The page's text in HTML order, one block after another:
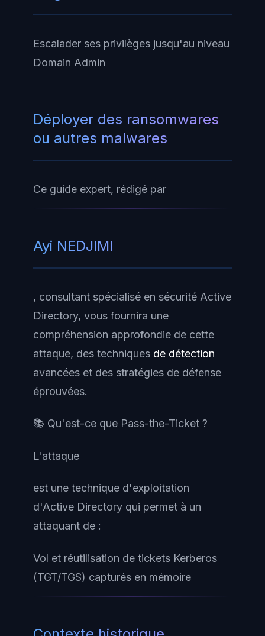
Escalader ses privilèges jusqu'au niveau
Domain Admin
Déployer des ransomwares
ou autres malwares
Ce guide expert, rédigé par
Ayi NEDJIMI
, consultant spécialisé en sécurité Active
Directory, vous fournira une
compréhension approfondie de cette
attaque, des techniques de détection
avancées et des stratégies de défense
éprouvées.
📚 Qu'est-ce que Pass-the-Ticket ?
L'attaque
est une technique d'exploitation
d'Active Directory qui permet à un
attaquant de :
Vol et réutilisation de tickets Kerberos
(TGT/TGS) capturés en mémoire